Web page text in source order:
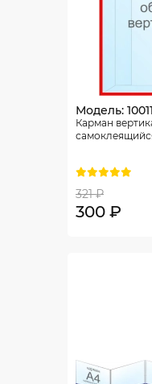
Модель: 10011
Карман
321 ₽
300 ₽